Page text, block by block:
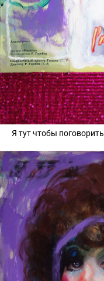
Я тут чтобы поговорить